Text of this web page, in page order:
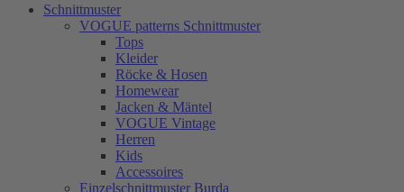
Schnittmuster
VOGUE patterns Schnittmuster
Tops
Kleider
Röcke & Hosen
Homewear
Jacken & Mäntel
VOGUE Vintage
Herren
Kids
Accessoires
Einzelschnittmuster Burda